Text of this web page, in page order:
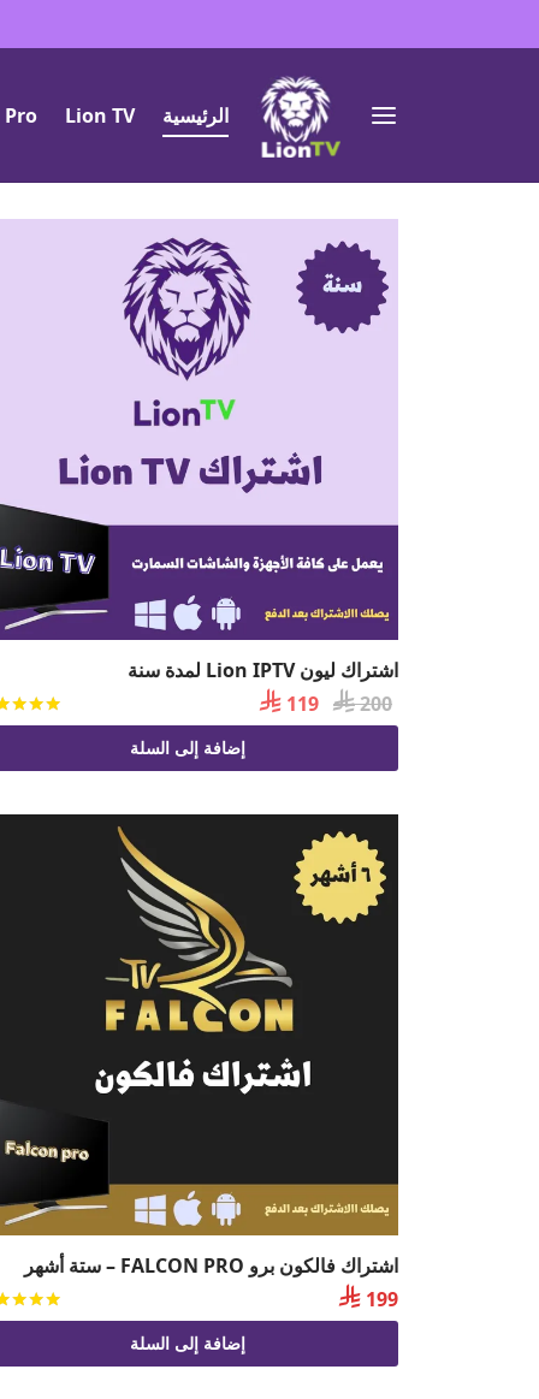
الرئيسية Lion TV
Pro
اشتراك ليون Lion IPTV لمدة سنة
200
السعر
الأصلي
 119
الحالي
هو:
إضافة إلى السلة
اشتراك فالكون برو FALCON PRO – ستة أشهر
 199
إضافة إلى السلة